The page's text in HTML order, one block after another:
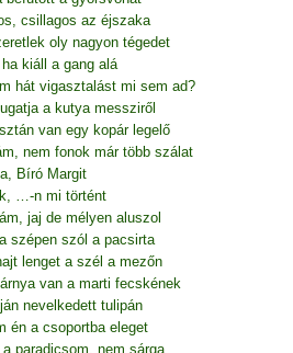
csillagos az éjszaka
oly nagyon tégedet
ha kiáll a gang alá
hát vigasztalást mi sem ad?
a kutya messziről
van egy kopár legelő
nem fonok már több szálat
Bíró Margit
…-n mi történt
jaj de mélyen aluszol
szépen szól a pacsirta
lenget a szél a mezőn
van a marti fecskének
nevelkedett tulipán
én a csoportba eleget
paradicsom, nem sárga